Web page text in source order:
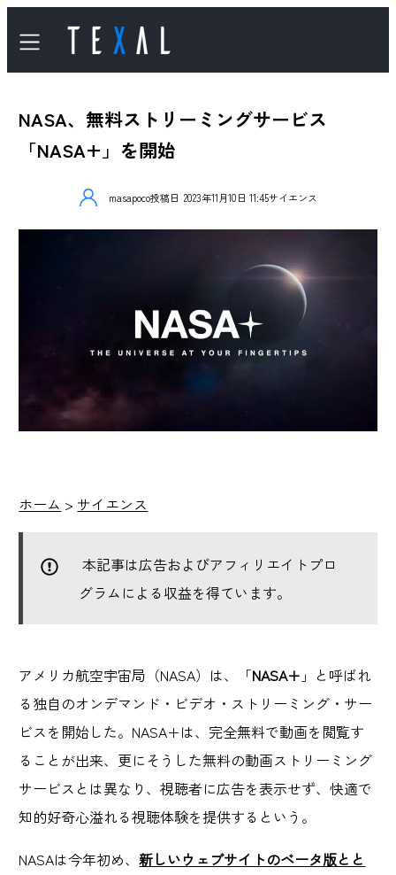
NASA、無料ストリーミングサービス
「NASA+」を開始
masapoco投稿日 2023年11月10日 11:45サイエンス
ホーム > サイエンス
本記事は広告およびアフィリエイトプロ
グラムによる収益を得ています。
アメリカ航空宇宙局（NASA）は、「NASA+ 」と呼ばれ
る独自のオンデマンド・ビデオ・ストリーミング・サー
ビスを開始した。NASA+は、完全無料で動画を閲覧す
ることが出来、更にそうした無料の動画ストリーミング
サービスとは異なり、視聴者に広告を表示せず、快適で
知的好奇心溢れる視聴体験を提供するという。
NASAは今年初め、新しいウェブサイトのベータ版とと